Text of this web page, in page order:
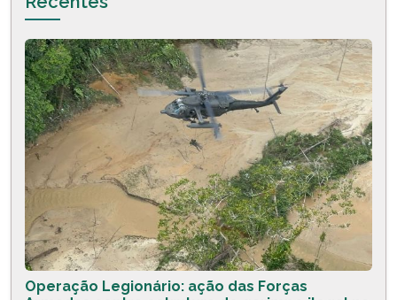
Operação Legionário: ação das Forças